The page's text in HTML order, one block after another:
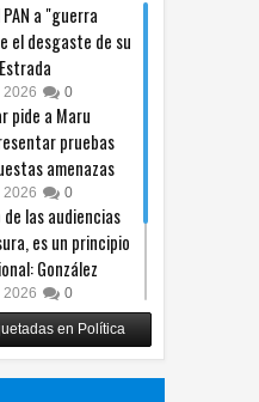
a "guerra
el desgaste de su
2026 0
pide a Maru
pruebas
amenazas
2026 0
de las audiencias
es un principio
González
2026 0
programa
del PRI en
en Política